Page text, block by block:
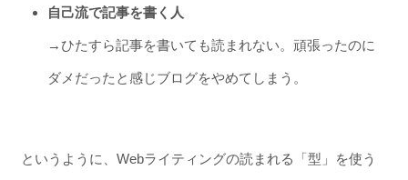
自己流で記事を書く人
→ひたすら記事を書いても読まれない。頑張ったのに
ダメだったと感じブログをやめてしまう。
というように、Webライティングの読まれる「型」を使う